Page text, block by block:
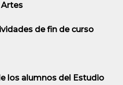
Artes
de fin de curso
los alumnos del Estudio